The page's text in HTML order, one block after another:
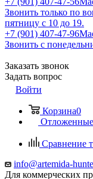
Звонить только по
пятницу с 10 до 19.
+7 (901) 407-47-96
Звонить с
Заказать звонок
Задать вопрос
Войти
Корзина0
Отложенные
Сравнение
info@artemida-
Для коммерческих